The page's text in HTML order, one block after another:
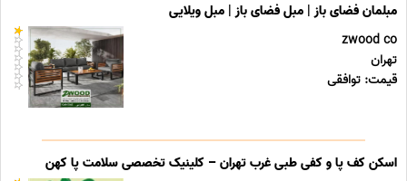
مبلمان فضای باز | مبل فضای باز | مبل ویلایی
zwood co
تهران
قیمت: توافقی
اسکن کف پا و کفی طبی غرب تهران – کلینیک تخصصی سلامت پا کهن